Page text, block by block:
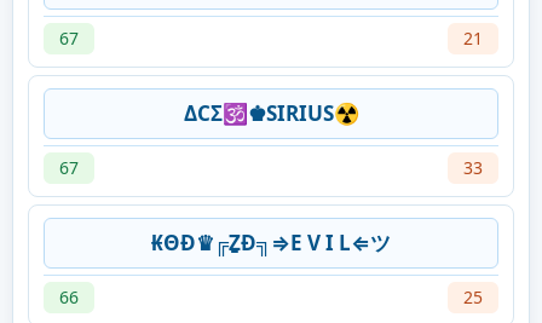
67 21
ΔCΣ🕉♚SIRIUS☢
67 33
₭ΘĐ♛╔ẔƉ╗⇒E V I L⇐ツ
66 25